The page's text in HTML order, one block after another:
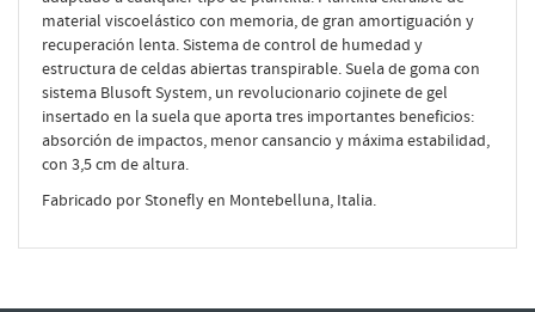
material viscoelástico con memoria, de gran amortiguación y
recuperación lenta. Sistema de control de humedad y
estructura de celdas abiertas transpirable. Suela de goma con
sistema Blusoft System, un revolucionario cojinete de gel
insertado en la suela que aporta tres importantes beneficios:
absorción de impactos, menor cansancio y máxima estabilidad,
con 3,5 cm de altura.
Fabricado por Stonefly en Montebelluna, Italia.